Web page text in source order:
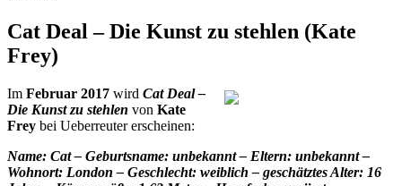
Cat Deal – Die Kunst zu stehlen (Kate
Frey)
Im Februar 2017 wird Cat Deal –
Die Kunst zu stehlen von Kate
Frey bei Ueberreuter erscheinen:
Name: Cat – Geburtsname: unbekannt – Eltern: unbekannt –
Wohnort: London – Geschlecht: weiblich – geschätztes Alter: 16